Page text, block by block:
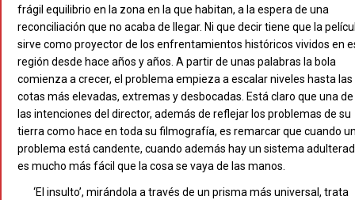
frágil equilibrio en la zona en la que habitan, a la espera de una
reconciliación que no acaba de llegar. Ni que decir tiene que la
sirve como proyector de los enfrentamientos históricos vividos en
región desde hace años y años. A partir de unas palabras la bola
comienza a crecer, el problema empieza a escalar niveles hasta las
cotas más elevadas, extremas y desbocadas. Está claro que una de
las intenciones del director, además de reflejar los problemas de su
tierra como hace en toda su filmografía, es remarcar que cuando
problema está candente, cuando además hay un sistema
es mucho más fácil que la cosa se vaya de las manos.
‘El insulto’, mirándola a través de un prisma más universal, trata